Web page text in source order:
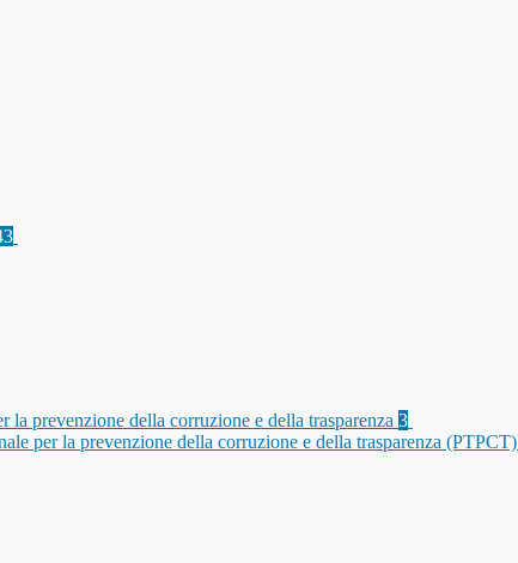
la prevenzione della corruzione e della trasparenza 3
per la prevenzione della corruzione e della trasparenza (PTPCT)